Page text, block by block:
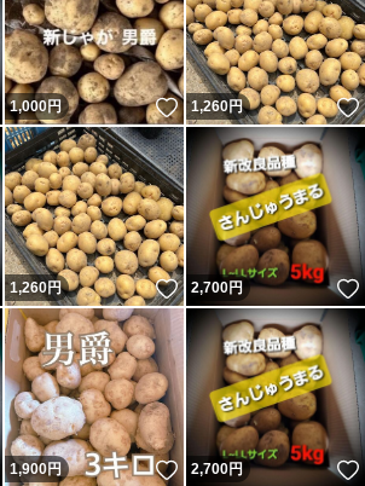
いいね！
1,000 円 いいね！
1,260円
いいね！
1,260円 いいね！
2,700円
いいね！
1,900円 いいね！
2,700円